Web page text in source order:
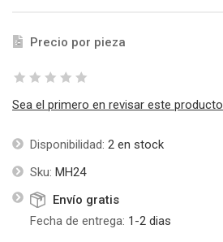
Precio por pieza
Sea el primero en revisar este producto
Disponibilidad: 2 en stock
Sku: MH24
Envío gratis
Fecha de entrega: 1-2 dias